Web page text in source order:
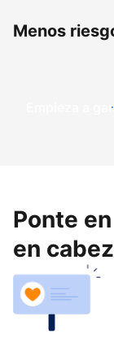
Menos
Empieza a
Ponte
en